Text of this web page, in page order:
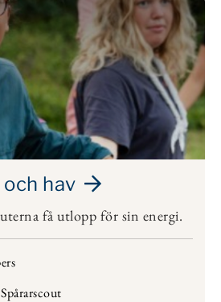
hav
få utlopp för sin energi.